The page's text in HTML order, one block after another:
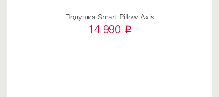
Подушка Smart Pillow Axis
14 990 i